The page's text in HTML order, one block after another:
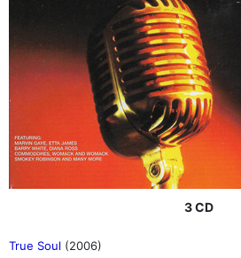
3 CD
True Soul (2006)